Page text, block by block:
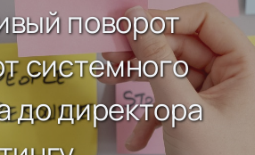
поворот
системного
до директора